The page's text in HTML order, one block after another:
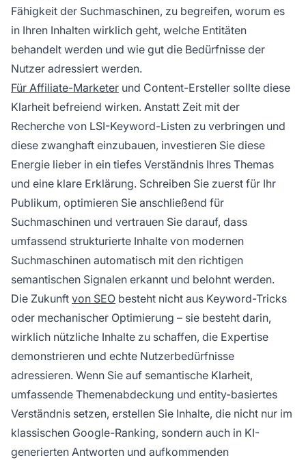
Fähigkeit der Suchmaschinen, zu begreifen, worum es
in Ihren Inhalten wirklich geht, welche Entitäten
behandelt werden und wie gut die Bedürfnisse der
Nutzer adressiert werden.
Für Affiliate-Marketer und Content-Ersteller sollte diese
Klarheit befreiend wirken. Anstatt Zeit mit der
Recherche von LSI-Keyword-Listen zu verbringen und
diese zwanghaft einzubauen, investieren Sie diese
Energie lieber in ein tiefes Verständnis Ihres Themas
und eine klare Erklärung. Schreiben Sie zuerst für Ihr
Publikum, optimieren Sie anschließend für
Suchmaschinen und vertrauen Sie darauf, dass
umfassend strukturierte Inhalte von modernen
Suchmaschinen automatisch mit den richtigen
semantischen Signalen erkannt und belohnt werden.
Die Zukunft von SEO besteht nicht aus Keyword-Tricks
oder mechanischer Optimierung – sie besteht darin,
wirklich nützliche Inhalte zu schaffen, die Expertise
demonstrieren und echte Nutzerbedürfnisse
adressieren. Wenn Sie auf semantische Klarheit,
umfassende Themenabdeckung und entity-basiertes
Verständnis setzen, erstellen Sie Inhalte, die nicht nur im
klassischen Google-Ranking, sondern auch in KI-
generierten Antworten und aufkommenden